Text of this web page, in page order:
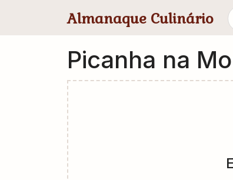
Almanaque Culinário
Picanha na